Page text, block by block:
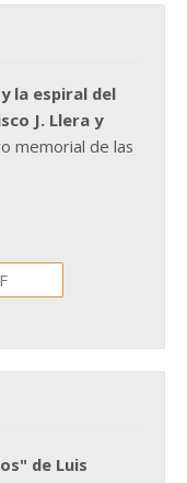
y la espiral del
J. Llera y
memorial de las
de Luis